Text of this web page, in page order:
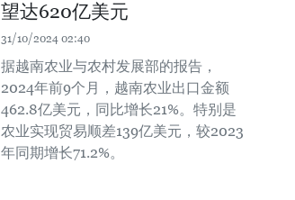
望达620亿美元
31/10/2024 02:40
据越南农业与农村发展部的报告，
2024年前9个月，越南农业出口金额
462.8亿美元，同比增长21%。特别是
农业实现贸易顺差139亿美元，较2023
年同期增长71.2%。